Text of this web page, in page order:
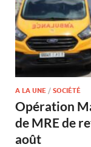
A LA UNE / SOCIÉTÉ
Opération
de MRE de
août